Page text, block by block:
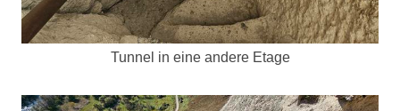
Tunnel in eine andere Etage